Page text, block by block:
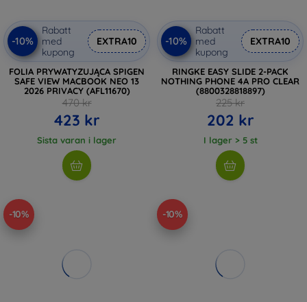
-10%
Rabatt
med
kupong
EXTRA10
FOLIA PRYWATYZUJĄCA SPIGEN
SAFE VIEW MACBOOK NEO 13
2026 PRIVACY (AFL11670)
470 kr
423 kr
Sista varan i lager
-10%
Rabatt
med
kupong
EXTRA10
RINGKE EASY SLIDE 2-PACK
NOTHING PHONE 4A PRO CLEAR
(8800328818897)
225 kr
202 kr
I lager > 5 st
-10% -10%